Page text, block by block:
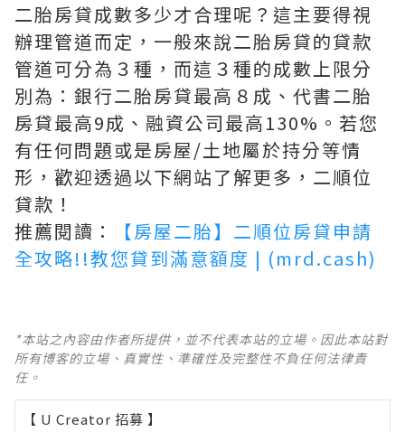
二胎房貸成數多少才合理呢？這主要得視
辦理管道而定，一般來說二胎房貸的貸款
管道可分為３種，而這３種的成數上限分
別為：銀行二胎房貸最高８成、代書二胎
房貸最高9成、融資公司最高130%。若您
有任何問題或是房屋/土地屬於持分等情
形，歡迎透過以下網站了解更多，二順位
貸款！
推薦閱讀：
【房屋二胎】二順位房貸申請
全攻略!!教您貸到滿意額度 | (mrd.cash)
*本站之內容由作者所提供，並不代表本站的立場。因此本站對
所有博客的立場、真實性、準確性及完整性不負任何法律責
任。
【 U Creator 招募 】